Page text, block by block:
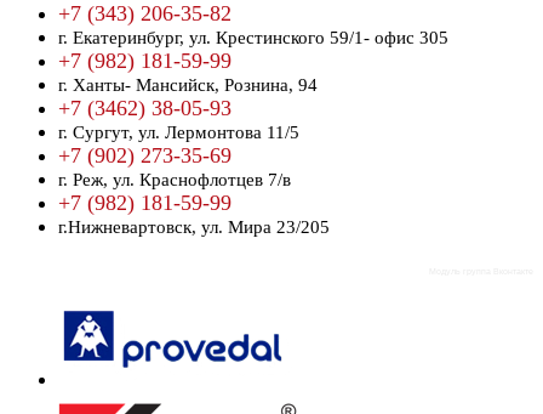
+7 (343) 206-35-82
г. Екатеринбург, ул. Крестинского 59/1- офис 305
+7 (982) 181-59-99
г. Ханты- Мансийск, Рознина, 94
+7 (3462) 38-05-93
г. Сургут, ул. Лермонтова 11/5
+7 (902) 273-35-69
г. Реж, ул. Краснофлотцев 7/в
+7 (982) 181-59-99
г.Нижневартовск, ул. Мира 23/205